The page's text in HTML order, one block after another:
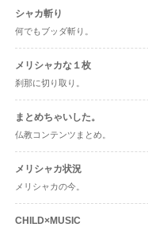
シャカ斬り
何でもブッダ斬り。
メリシャカな１枚
刹那に切り取り。
まとめちゃいした。
仏教コンテンツまとめ。
メリシャカ状況
メリシャカの今。
CHILD×MUSIC